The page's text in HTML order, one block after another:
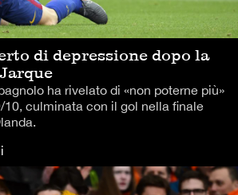
di depressione dopo la
ha rivelato di «non poterne più»
10, culminata con il gol nella finale